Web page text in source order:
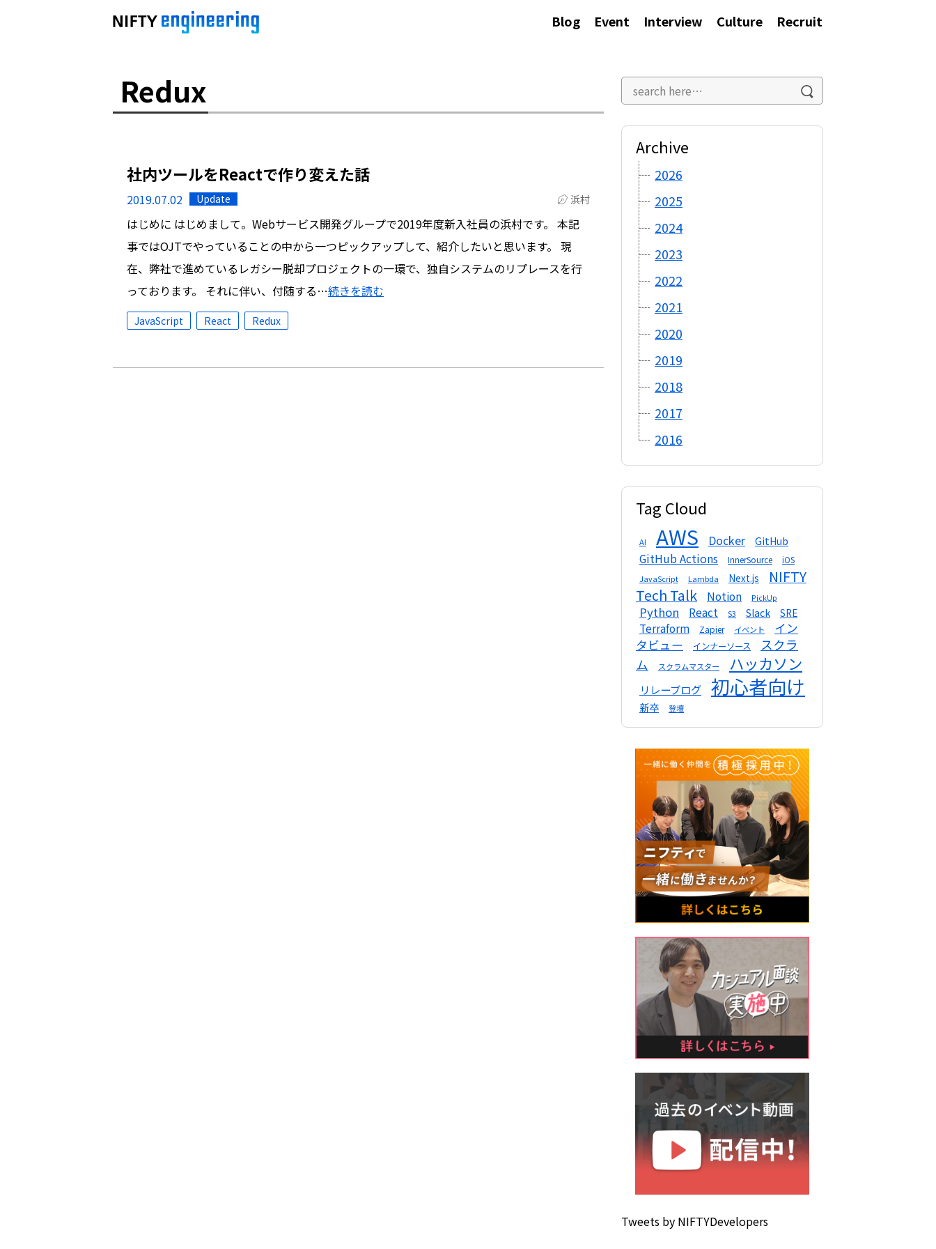
Blog Event Interview Culture Recruit
Redux
社内ツールをReactで作り変えた話
2019.07.02 Update 浜村
はじめに はじめまして。Webサービス開発グループで2019年度新入社員の浜村です。 本記
事ではOJTでやっていることの中から一つピックアップして、紹介したいと思います。 現
在、弊社で進めているレガシー脱却プロジェクトの一環で、独自システムのリプレースを行
っております。 それに伴い、付随する…続きを読む
JavaScript React Redux
Archive
2026
2025
2024
2023
2022
2021
2020
2019
2018
2017
2016
Tag Cloud
AI AWS Docker GitHub
GitHub Actions InnerSource iOS
JavaScript Lambda Next.js
NIFTY
Tech Talk
Notion PickUp
Python React S3 Slack SRE
Terraform Zapier イベント
イン
タビュー
インナーソース
スクラ
ム
スクラムマスター ハッカソン
リレーブログ 初心者向け
新卒 登壇
Tweets by NIFTYDevelopers